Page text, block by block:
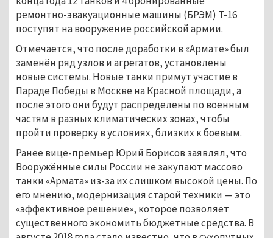
ремонтно-эвакуационные машины (БРЭМ) Т-16
поступят на вооружение российской армии.
Отмечается, что после доработки в «Армате» был
заменён ряд узлов и агрегатов, установлены
новые системы. Новые танки примут участие в
Параде Победы в Москве на Красной площади, а
после этого они будут распределены по военным
частям в разных климатических зонах, чтобы
пройти проверку в условиях, близких к боевым.
Ранее вице-премьер Юрий Борисов заявлял, что
Вооружённые силы России не закупают массово
танки «Армата» из-за их слишком высокой цены. По
его мнению, модернизация старой техники — это
«эффективное решение», которое позволяет
существенного экономить бюджетные средства. В